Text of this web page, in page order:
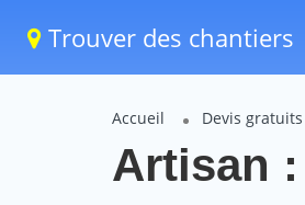
Trouver des chantiers
Accueil Devis
Artisan